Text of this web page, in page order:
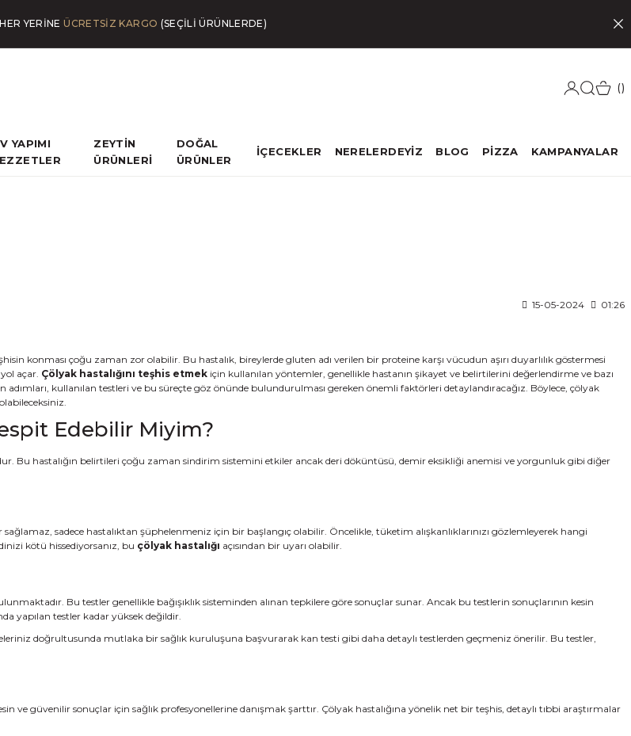
YERİNEÜCRETSİZ KARGO (SEÇİLİ ÜRÜNLERDE)
YAPIMI
ZEYTİN
ÜRÜNLERİ
DOĞAL
ÜRÜNLER
İÇECEKLER NERELERDEYİZ BLOG PİZZA KAMPANYALAR
15-05-2024 01:26
konması çoğu zaman zor olabilir. Bu hastalık, bireylerde gluten adı verilen bir proteine karşı vücudun aşırı duyarlılık göstermesi
açar. Çölyak hastalığını teşhis etmek için kullanılan yöntemler, genellikle hastanın şikayet ve belirtilerini değerlendirme ve bazı
adımları, kullanılan testleri ve bu süreçte göz önünde bulundurulması gereken önemli faktörleri detaylandıracağız. Böylece, çölyak
Edebilir Miyim?
Bu hastalığın belirtileri çoğu zaman sindirim sistemini etkiler ancak deri döküntüsü, demir eksikliği anemisi ve yorgunluk gibi diğer
sadece hastalıktan şüphelenmeniz için bir başlangıç olabilir. Öncelikle, tüketim alışkanlıklarınızı gözlemleyerek hangi
kötü hissediyorsanız, bu çölyak hastalığı açısından bir uyarı olabilir.
Bu testler genellikle bağışıklık sisteminden alınan tepkilere göre sonuçlar sunar. Ancak bu testlerin sonuçlarının kesin
yapılan testler kadar yüksek değildir.
doğrultusunda mutlaka bir sağlık kuruluşuna başvurarak kan testi gibi daha detaylı testlerden geçmeniz önerilir. Bu testler,
ve güvenilir sonuçlar için sağlık profesyonellerine danışmak şarttır. Çölyak hastalığına yönelik net bir teşhis, detaylı tıbbi araştırmalar